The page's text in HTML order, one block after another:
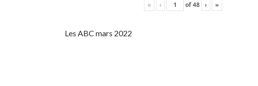
« ‹ of48 › »
Les ABC mars 2022